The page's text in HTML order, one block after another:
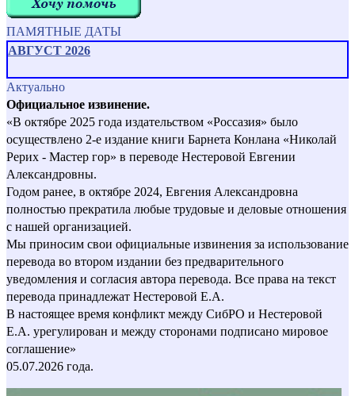
ПАМЯТНЫЕ ДАТЫ
АВГУСТ 2026
Актуально
Официальное извинение.
«В октябре 2025 года издательством «Россазия» было
осуществлено 2-е издание книги Барнета Конлана «Николай
Рерих - Мастер гор» в переводе Нестеровой Евгении
Александровны.
Годом ранее, в октябре 2024, Евгения Александровна
полностью прекратила любые трудовые и деловые отношения
с нашей организацией.
Мы приносим свои официальные извинения за использование
перевода во втором издании без предварительного
уведомления и согласия автора перевода. Все права на текст
перевода принадлежат Нестеровой Е.А.
В настоящее время конфликт между СибРО и Нестеровой
Е.А. урегулирован и между сторонами подписано мировое
соглашение»
05.07.2026 года.